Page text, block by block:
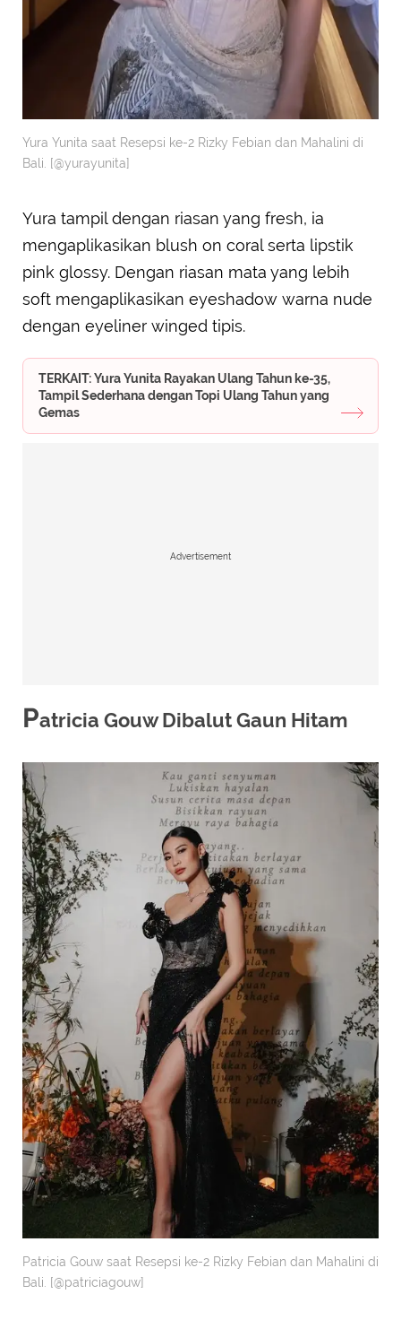
Yura Yunita saat Resepsi ke-2 Rizky Febian dan Mahalini di
Bali. [@yurayunita]
Yura tampil dengan riasan yang fresh, ia
mengaplikasikan blush on coral serta lipstik
pink glossy. Dengan riasan mata yang lebih
soft mengaplikasikan eyeshadow warna nude
dengan eyeliner winged tipis.
TERKAIT: Yura Yunita Rayakan Ulang Tahun ke-35,
Tampil Sederhana dengan Topi Ulang Tahun yang
Gemas
Advertisement
Patricia Gouw Dibalut Gaun Hitam
Patricia Gouw saat Resepsi ke-2 Rizky Febian dan Mahalini di
Bali. [@patriciagouw]